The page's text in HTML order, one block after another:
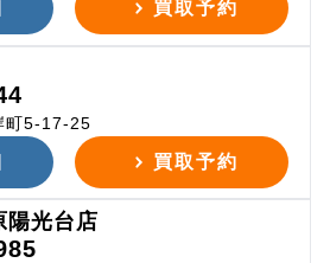
買取予約
町5-17-25
買取予約
陽光台店